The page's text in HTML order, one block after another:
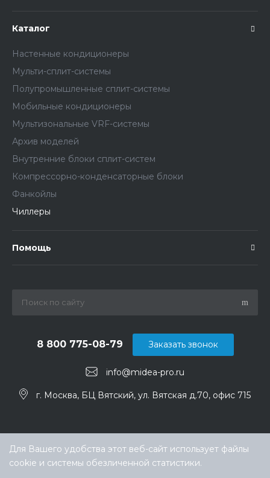
Каталог
Настенные кондиционеры
Мульти-сплит-системы
Полупромышленные сплит-системы
Мобильные кондиционеры
Мультизональные VRF-системы
Архив моделей
Внутренние блоки сплит-систем
Компрессорно-конденсаторные блоки
Фанкойлы
Чиллеры
Помощь
info@midea-pro.ru
8 800 775-08-79
г. Москва, БЦ Вятский, ул. Вятская д.70, офис 715
Заказать звонок
Для Вашего удобства этот веб-сайт использует файлы
cookie и системы обезличенной статистики.